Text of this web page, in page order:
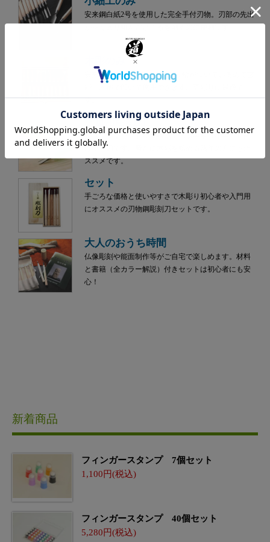
安来鋼白紙2号を使用した完全手付刃物。刃部の先出
安来鋼白紙2号を使用。下がり輪がついているので玄
す。
学童用彫刻刀
カラフルなハンドルで識別出来る学童（小学生）向
け彫刻刀です。新たに木彫を始める熟年の方にもオ
ススメです。
セット
手ごろな価格と使いやすさで木彫り初心者や入門用
にオススメの刃物鋼彫刻刀セットです。
大人のおうち時間
仏像彫刻や能面制作等がご自宅で楽しめます。材料
と書籍（全カラー解説）付きセットは初心者にも安
心！
新着商品
フィンガースタンプ 7個セット
1,100
フィンガースタンプ 40個セット
5,280